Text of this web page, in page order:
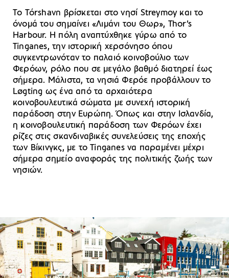
Το Tórshavn βρίσκεται στο νησί Streymoy και το
όνομά του σημαίνει «Λιμάνι του Θωρ», Thor’s
Harbour. Η πόλη αναπτύχθηκε γύρω από το
Tinganes, την ιστορική χερσόνησο όπου
συγκεντρωνόταν το παλαιό κοινοβούλιο των
Φερόων, ρόλο που σε μεγάλο βαθμό διατηρεί έως
σήμερα. Μάλιστα, τα νησιά Φερόε προβάλλουν το
Løgting ως ένα από τα αρχαιότερα
κοινοβουλευτικά σώματα με συνεχή ιστορική
παράδοση στην Ευρώπη. Όπως και στην Ισλανδία,
η κοινοβουλευτική παράδοση των Φερόων έχει
ρίζες στις σκανδιναβικές συνελεύσεις της εποχής
των Βίκινγκς, με το Tinganes να παραμένει μέχρι
σήμερα σημείο αναφοράς της πολιτικής ζωής των
νησιών.